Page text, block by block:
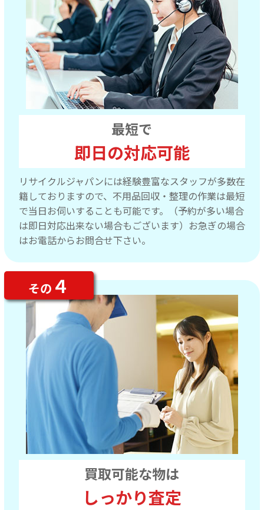
最短で
即日の対応可能
リサイクルジャパンには経験豊富なスタッフが多数在
籍しておりますので、不用品回収・整理の作業は最短
で当日お伺いすることも可能です。（予約が多い場合
は即日対応出来ない場合もございます）お急ぎの場合
はお電話からお問合せ下さい。
買取可能な物は
しっかり査定
その ４